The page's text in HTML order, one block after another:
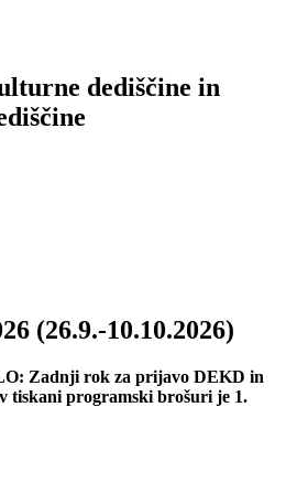
dediščine in
(26.9.-10.10.2026)
Zadnji rok za prijavo DEKD in
tiskani programski brošuri je 1.